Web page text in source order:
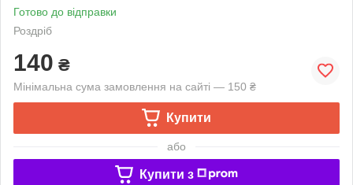
Готово до відправки
Роздріб
140 ₴
Мінімальна сума замовлення на сайті — 150 ₴
Купити
або
Купити з